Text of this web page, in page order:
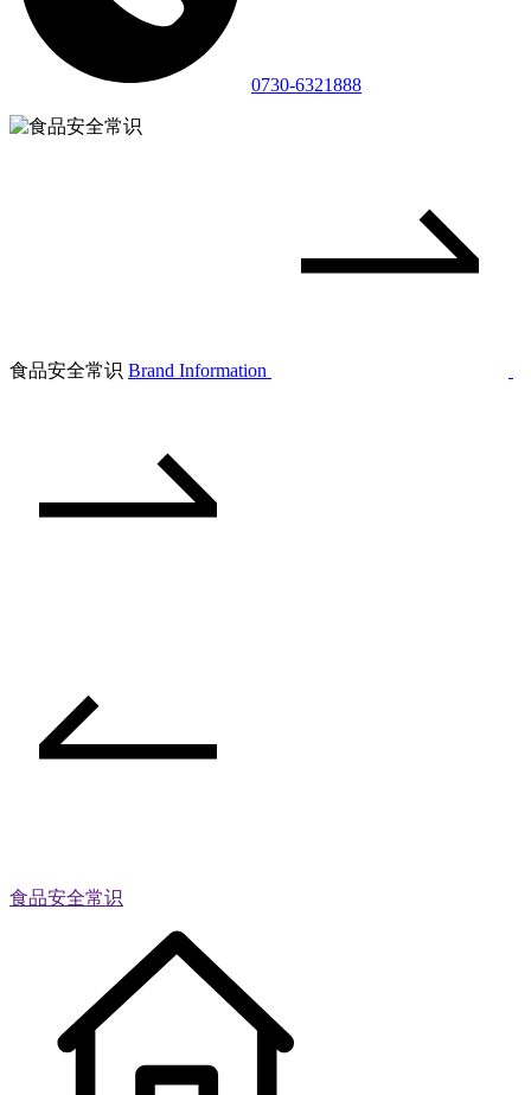
0730-6321888
食品安全常识 Brand Information
食品安全常识